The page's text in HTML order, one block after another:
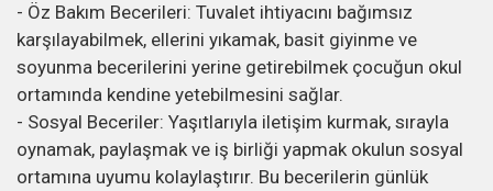
- Öz Bakım Becerileri: Tuvalet ihtiyacını bağımsız
karşılayabilmek, ellerini yıkamak, basit giyinme ve
soyunma becerilerini yerine getirebilmek çocuğun okul
ortamında kendine yetebilmesini sağlar.
- Sosyal Beceriler: Yaşıtlarıyla iletişim kurmak, sırayla
oynamak, paylaşmak ve iş birliği yapmak okulun sosyal
ortamına uyumu kolaylaştırır. Bu becerilerin günlük